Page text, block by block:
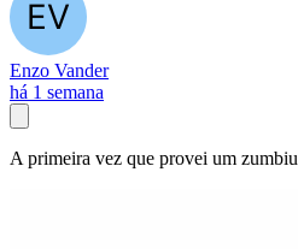
Enzo Vander
há 1 semana
A primeira vez que provei um zumbiu